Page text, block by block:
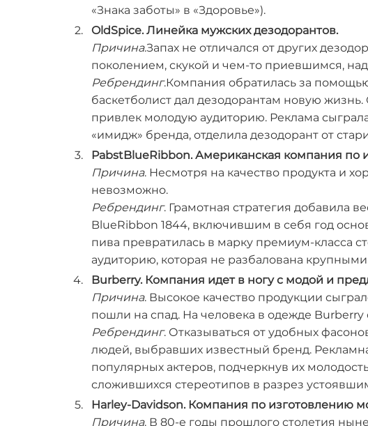
«Знака заботы» в «Здоровье»).
OldSpice. Линейка мужских дезодорантов.
Причина.Запах не отличался от других
поколением, скукой и чем-то приевшимся,
Ребрендинг.Компания обратилась за
баскетболист дал дезодорантам новую
привлек молодую аудиторию. Реклама
«имидж» бренда, отделила дезодорант от
PabstBlueRibbon. Американская компания по
Причина. Несмотря на качество продукта и
невозможно.
Ребрендинг. Грамотная стратегия добавила
BlueRibbon 1844, включившим в себя год
пива превратилась в марку премиум-класса
аудиторию, которая не разбалована
Burberry. Компания идет в ногу с модой и
Причина. Высокое качество продукции
пошли на спад. На человека в одежде Burberry
Ребрендинг. Отказываться от удобных
людей, выбравших известный бренд.
популярных актеров, подчеркнув их
сложившихся стереотипов в разрез
Harley-Davidson. Компания по изготовлению
Причина. В 80-е годы прошлого столетия